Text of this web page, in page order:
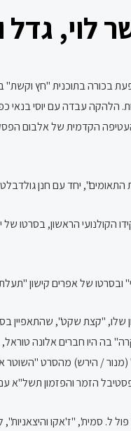
לוי,
הלהקה עבדה עם יוסי
הקדמית של אלבום
יחד עם חנן
הראשון שלו, "קצת שקט",
בה היו חברים אלונה
/ הירש) מהסרט "השוטר